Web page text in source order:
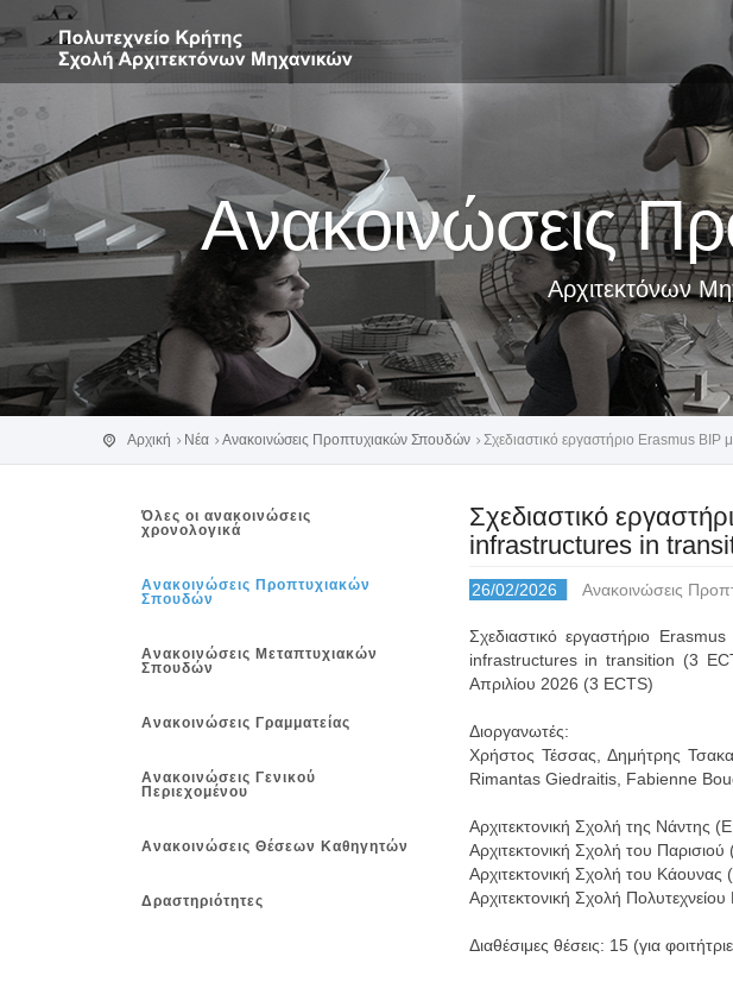
Ανακοινώσεις
Αρχιτεκτόνων
Αρχική Νέα Ανακοινώσεις Προπτυχιακών Σπουδών Σχεδιαστικό εργαστήριο Erasmus
Όλες οι ανακοινώσεις
χρονολογικά
Ανακοινώσεις Προπτυχιακών
Σπουδών
Ανακοινώσεις Μεταπτυχιακών
Σπουδών
Ανακοινώσεις Γραμματείας
Ανακοινώσεις Γενικού
Περιεχομένου
Ανακοινώσεις Θέσεων Καθηγητών
Δραστηριότητες
Σχεδιαστικό
infrastructures in
26/02/2026 Ανακοινώσεις
Σχεδιαστικό εργαστήριο
infrastructures in transition (3
Απριλίου 2026 (3 ECTS)
Διοργανωτές:
Χρήστος Τέσσας, Δημήτρης
Rimantas Giedraitis, Fabienne
Αρχιτεκτονική Σχολή της Νάντης
Αρχιτεκτονική Σχολή του
Αρχιτεκτονική Σχολή του
Αρχιτεκτονική Σχολή
Διαθέσιμες θέσεις: 15 (για